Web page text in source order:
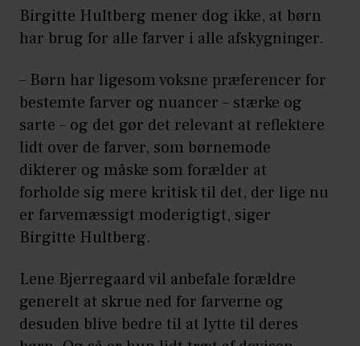
Birgitte Hultberg mener dog ikke, at børn
har brug for alle farver i alle afskygninger.
– Børn har ligesom voksne præferencer for
bestemte farver og nuancer – stærke og
sarte – og det gør det relevant at reflektere
lidt over de farver, som børnemode
dikterer og måske som forælder at
forholde sig mere kritisk til det, der lige nu
er farvemæssigt moderigtigt, siger
Birgitte Hultberg.
Lene Bjerregaard vil anbefale forældre
generelt at skrue ned for farverne og
desuden blive bedre til at lytte til deres